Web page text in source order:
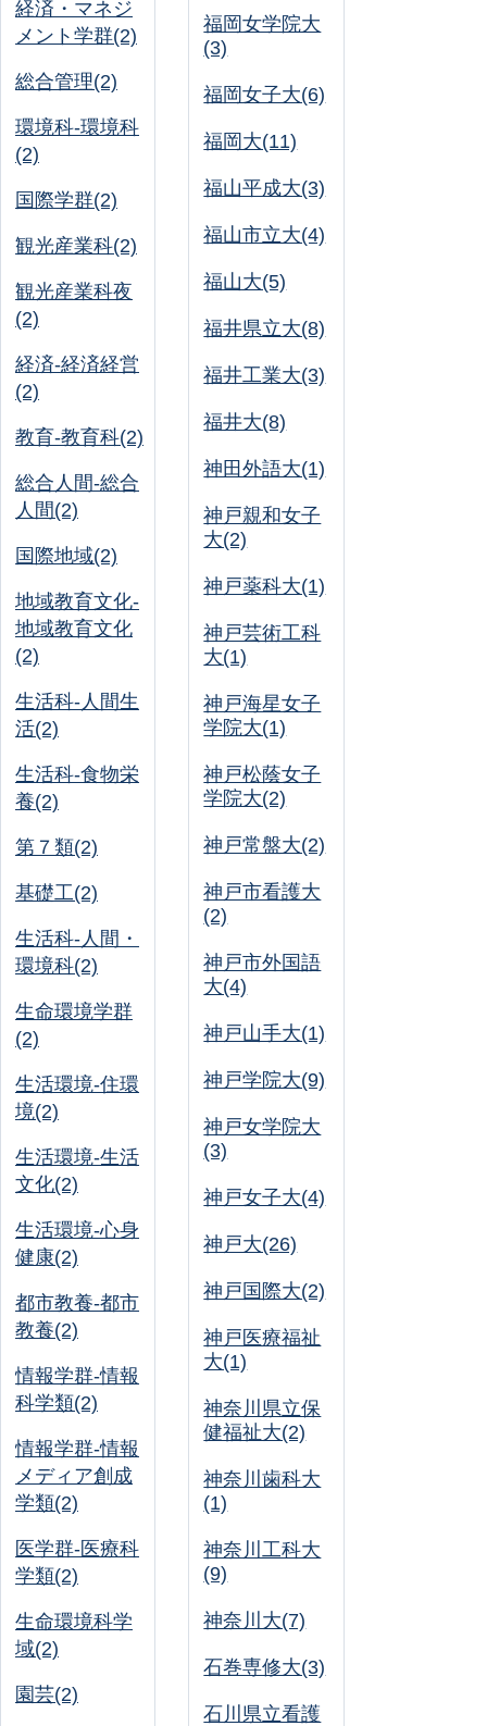
経済・マネジ
メント学群(2)
総合管理(2)
環境科-環境科
(2)
国際学群(2)
観光産業科(2)
観光産業科夜
(2)
経済-経済経営
(2)
教育-教育科(2)
総合人間-総合
人間(2)
国際地域(2)
地域教育文化-
地域教育文化
(2)
生活科-人間生
活(2)
生活科-食物栄
養(2)
第７類(2)
基礎工(2)
生活科-人間・
環境科(2)
生命環境学群
(2)
生活環境-住環
境(2)
生活環境-生活
文化(2)
生活環境-心身
健康(2)
都市教養-都市
教養(2)
情報学群-情報
科学類(2)
情報学群-情報
メディア創成
学類(2)
医学群-医療科
学類(2)
生命環境科学
域(2)
園芸(2)
福岡女学院大
(3)
福岡女子大(6)
福岡大(11)
福山平成大(3)
福山市立大(4)
福山大(5)
福井県立大(8)
福井工業大(3)
福井大(8)
神田外語大(1)
神戸親和女子
大(2)
神戸薬科大(1)
神戸芸術工科
大(1)
神戸海星女子
学院大(1)
神戸松蔭女子
学院大(2)
神戸常盤大(2)
神戸市看護大
(2)
神戸市外国語
大(4)
神戸山手大(1)
神戸学院大(9)
神戸女学院大
(3)
神戸女子大(4)
神戸大(26)
神戸国際大(2)
神戸医療福祉
大(1)
神奈川県立保
健福祉大(2)
神奈川歯科大
(1)
神奈川工科大
(9)
神奈川大(7)
石巻専修大(3)
石川県立看護